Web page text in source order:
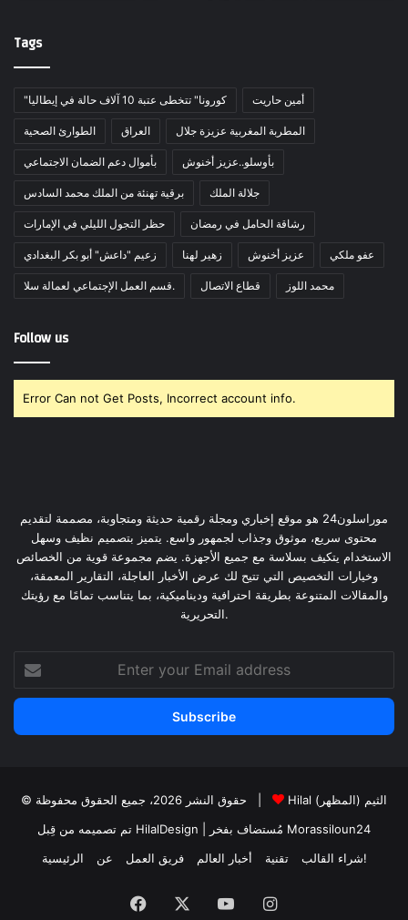
Tags
"كورونا" تتخطى عتبة 10 آلاف حالة في إيطاليا أمين حاريت
الطوارئ الصحية العراق المطربة المغربية عزيزة جلال
بأموال دعم الضمان الاجتماعي بأوسلو..عزيز أخنوش
برقية تهنئة من الملك محمد السادس جلالة الملك
حظر التجول الليلي في الإمارات رشاقة الحامل في رمضان
زعيم "داعش" أبو بكر البغدادي زهير لهنا عزيز أخنوش عفو ملكي
قسم العمل الإجتماعي لعمالة سلا. قطاع الاتصال محمد اللوز
Follow us
Error Can not Get Posts, Incorrect account info.
موراسلون24 هو موقع إخباري ومجلة رقمية حديثة ومتجاوبة، مصممة لتقديم
محتوى سريع، موثوق وجذاب لجمهور واسع. يتميز بتصميم نظيف وسهل
الاستخدام يتكيف بسلاسة مع جميع الأجهزة. يضم مجموعة قوية من الخصائص
وخيارات التخصيص التي تتيح لك عرض الأخبار العاجلة، التقارير المعمقة،
والمقالات المتنوعة بطريقة احترافية وديناميكية، بما يتناسب تمامًا مع رؤيتك
التحريرية.
your
Email
Hilal الثيم (المظهر)
تم تصميمه من قِبل HilalDesign
Morassiloun24
الرئيسية
عن فريق العمل أخبار العالم تقنية شراء القالب!
Facebook YouTubeInstagram